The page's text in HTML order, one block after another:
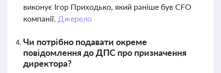
виконує Ігор Приходько, який раніше був CFO
компанії. Джерело
Чи потрібно подавати окреме
повідомлення до ДПС про призначення
директора?